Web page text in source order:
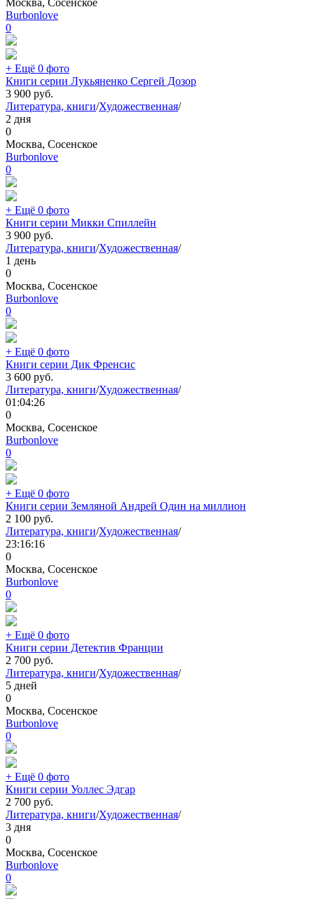
Москва, Сосенское
Burbonlove
0
+ Ещё 0 фото
Книги серии Лукьяненко Сергей Дозор
3 900 руб.
Литература, книги/Художественная/
2 дня
0
Москва, Сосенское
Burbonlove
0
+ Ещё 0 фото
Книги серии Микки Спиллейн
3 900 руб.
Литература, книги/Художественная/
1 день
0
Москва, Сосенское
Burbonlove
0
+ Ещё 0 фото
Книги серии Дик Френсис
3 600 руб.
Литература, книги/Художественная/
01:04:26
0
Москва, Сосенское
Burbonlove
0
+ Ещё 0 фото
Книги серии Земляной Андрей Один на миллион
2 100 руб.
Литература, книги/Художественная/
23:16:16
0
Москва, Сосенское
Burbonlove
0
+ Ещё 0 фото
Книги серии Детектив Франции
2 700 руб.
Литература, книги/Художественная/
5 дней
0
Москва, Сосенское
Burbonlove
0
+ Ещё 0 фото
Книги серии Уоллес Эдгар
2 700 руб.
Литература, книги/Художественная/
3 дня
0
Москва, Сосенское
Burbonlove
0